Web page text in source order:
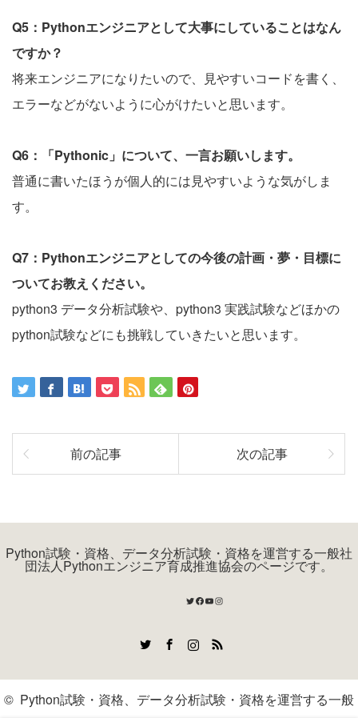
Q5：Pythonエンジニアとして大事にしていることはなん
ですか？
将来エンジニアになりたいので、見やすいコードを書く、
エラーなどがないように心がけたいと思います。
Q6：「Pythonic」について、一言お願いします。
普通に書いたほうが個人的には見やすいような気がしま
す。
Q7：Pythonエンジニアとしての今後の計画・夢・目標に
ついてお教えください。
python3 データ分析試験や、python3 実践試験などほかの
python試験などにも挑戦していきたいと思います。
前の記事 次の記事
Python試験・資格、データ分析試験・資格を運営する一般社
団法人Pythonエンジニア育成推進協会のページです。
Twitter
Facebook
YouTube
Instagram
RSS
© Python試験・資格、データ分析試験・資格を運営する一般